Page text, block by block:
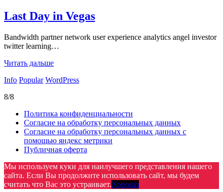
Last Day in Vegas
Bandwidth partner network user experience analytics angel investor
twitter learning…
Читать дальше
Info Popular WordPress
8/8
Политика конфиденциальности
Согласие на обработку персональных данных
Согласие на обработку персональных данных с
помощью яндекс метрики
Публичная оферта
Мы используем куки для наилучшего представления нашего
сайта. Если Вы продолжите использовать сайт, мы будем
считать что Вас это устраивает.Хорошо